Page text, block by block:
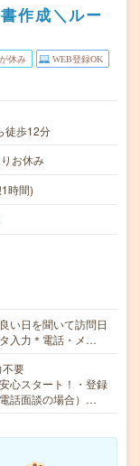
作成＼ルー
休み WEB登録OK
徒歩12分
お休み
時間)
い日を聞いて訪問日
入力＊電話・メ…
不要
心スタート！・登録
話面談の場合）…